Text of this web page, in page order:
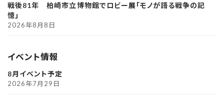
戦後81年 柏崎市立博物館でロビー展「モノが語る戦争の記
憶」
2026年8月8日
イベント情報
8月イベント予定
2026年7月29日